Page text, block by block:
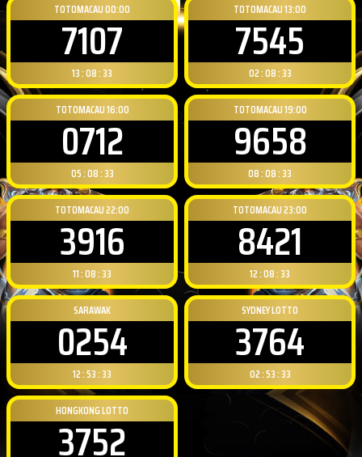
TOTOMACAU 00:00
7107
13 : 08 : 32
TOTOMACAU 13:00
7545
02 : 08 : 32
TOTOMACAU 16:00
0712
05 : 08 : 32
TOTOMACAU 19:00
9658
08 : 08 : 32
TOTOMACAU 22:00
3916
11 : 08 : 32
TOTOMACAU 23:00
8421
12 : 08 : 32
SARAWAK
0254
12 : 53 : 32
SYDNEY LOTTO
3764
02 : 53 : 32
HONGKONG LOTTO
3752